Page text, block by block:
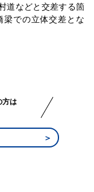
道などと交差する箇
梁での立体交差とな
方は